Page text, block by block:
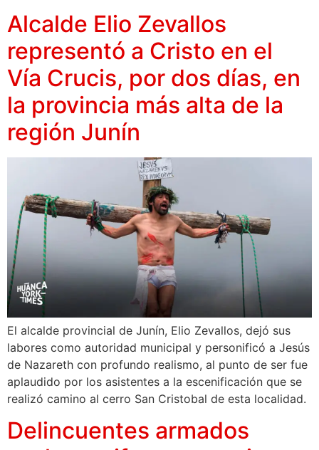
Alcalde Elio Zevallos
representó a Cristo en el
Vía Crucis, por dos días, en
la provincia más alta de la
región Junín
El alcalde provincial de Junín, Elio Zevallos, dejó sus
labores como autoridad municipal y personificó a Jesús
de Nazareth con profundo realismo, al punto de ser fue
aplaudido por los asistentes a la escenificación que se
realizó camino al cerro San Cristobal de esta localidad.
Delincuentes armados